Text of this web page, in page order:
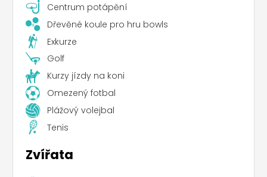
Centrum potápění
Dřevěné koule pro hru bowls
Exkurze
Golf
Kurzy jízdy na koni
Omezený fotbal
Plážový volejbal
Tenis
Zvířata